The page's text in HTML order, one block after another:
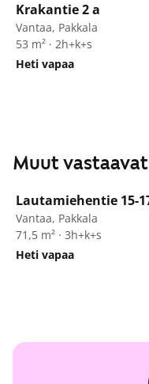
ARA
Krakantie 2 a
Vantaa, Pakkala
53 m² · 2h+k+s
Heti vapaa
Muut
Lautamiehentie 15-
Vantaa, Pakkala
71,5 m² · 3h+k+s
Heti vapaa